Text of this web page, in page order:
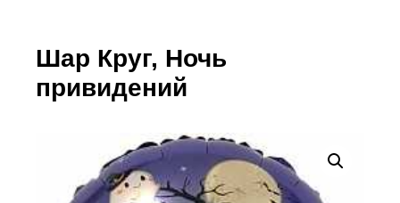
Шар Круг, Ночь
привидений